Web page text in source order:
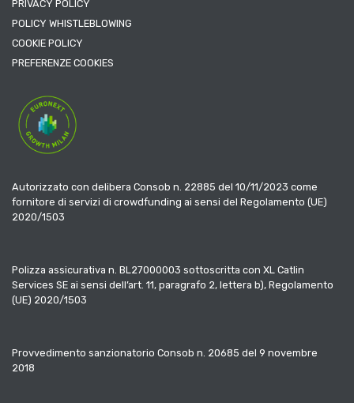
PRIVACY POLICY
POLICY WHISTLEBLOWING
COOKIE POLICY
PREFERENZE COOKIES
Autorizzato con delibera Consob n. 22885 del 10/11/2023 come
fornitore di servizi di crowdfunding ai sensi del Regolamento (UE)
2020/1503
Polizza assicurativa n. BL27000003 sottoscritta con XL Catlin
Services SE ai sensi dell’art. 11, paragrafo 2, lettera b), Regolamento
(UE) 2020/1503
Provvedimento sanzionatorio Consob n. 20685 del 9 novembre
2018